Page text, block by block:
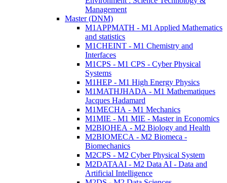
Management
Master (DNM)
M1APPMATH - M1 Applied Mathematics
and statistics
M1CHEINT - M1 Chemistry and
Interfaces
M1CPS - M1 CPS - Cyber Physical
Systems
M1HEP - M1 High Energy Physics
M1MATHJHADA - M1 Mathematiques
Jacques Hadamard
M1MECHA - M1 Mechanics
M1MIE - M1 MIE - Master in Economics
M2BIOHEA - M2 Biology and Health
M2BIOMECA - M2 Biomeca -
Biomechanics
M2CPS - M2 Cyber Physical System
M2DATAAI - M2 Data AI - Data and
Artificial Intelligence